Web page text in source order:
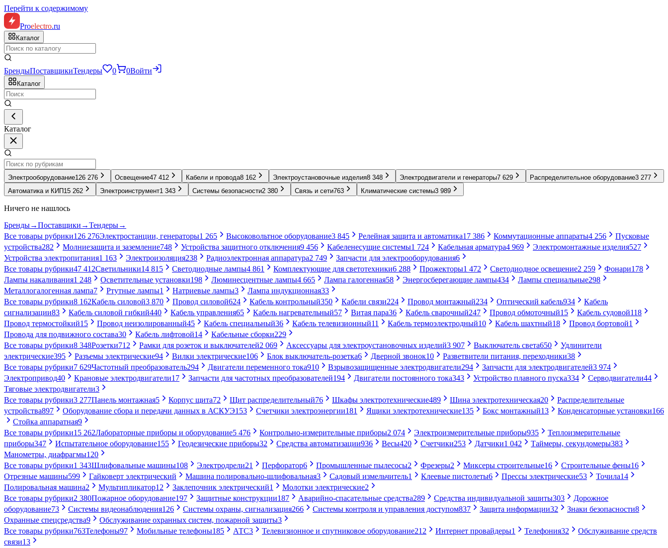
Перейти к содержимому
Proelectro.ru
Каталог
БрендыПоставщикиТендеры 0 0Войти
Каталог
Каталог
Электрооборудование126 276 Освещение47 412 Кабели и провода8 162 Электроустановочные изделия8 348 Электродвигатели и генераторы7 629 Распределительное оборудование3 277
Автоматика и КИП 15 262 Электроинструмент1 343 Системы безопасности2 380 Связь и сети763 Климатические системы3 989
Ничего не нашлось
Бренды→Поставщики →Тендеры→
Все товары рубрики126 276Электростанции, генераторы1 265 Высоковольтное оборудование3 845 Релейная защита и автоматика17 386 Коммутационные аппараты4 256
Пусковые
устройства282 Молниезащита и заземление748 Устройства защитного отключения9 456 Кабеленесущие системы1 724 Кабельная арматура4 969 Электромонтажные изделия527
Устройства электропитания1 163 Электроизоляция238 Радиоэлектронная аппаратура2 749 Запчасти для электрооборудования6
Все товары рубрики47 412Светильники14 815 Светодиодные лампы4 861 Комплектующие для светотехники6 288 Прожекторы1 472 Светодиодное освещение2 259 Фонари178
Лампы накаливания1 248 Осветительные установки198 Люминесцентные лампы4 665 Лампа галогенная58 Энергосберегающие лампы434 Лампы специальные298
Металлогалогенная лампа7 Ртутные лампы1 Натриевые лампы3 Лампа индукционная33
Все товары рубрики8 162Кабель силовой3 870 Провод силовой624 Кабель контрольный350 Кабели связи224 Провод монтажный234 Оптический кабель934
Кабель
сигнализации83 Кабель силовой гибкий440 Кабель управления65 Кабель нагревательный57 Витая пара36 Кабель сварочный247 Провод обмоточный15 Кабель судовой118
Провод термостойкий15 Провод неизолированный45 Кабель специальный36 Кабель телевизионный11 Кабель термоэлектродный10 Кабель шахтный18 Провод бортовой1
Провода для подвижного состава30 Кабель лифтовой14 Кабельные сборки229
Все товары рубрики8 348Розетки712 Рамки для розеток и выключателей2 069 Аксессуары для электроустановочных изделий3 907 Выключатель света650
Удлинители
электрические395 Разъемы электрические94 Вилки электрические106 Блок выключатель-розетка6 Дверной звонок10 Разветвители питания, переходники38
Все товары рубрики7 629Частотный преобразователь294 Двигатели переменного тока910 Взрывозащищенные электродвигатели294 Запчасти для электродвигателей3 974
Электропривод40 Крановые электродвигатели17 Запчасти для частотных преобразователей194 Двигатели постоянного тока343 Устройство плавного пуска334 Серводвигатели44
Тяговые электродвигатели3
Все товары рубрики3 277Панель монтажная5 Корпус щита72 Щит распределительный76 Шкафы электротехнические489 Шина электротехническая20
Распределительные
устройства897 Оборудование сбора и передачи данных в АСКУЭ153 Счетчики электроэнергии181 Ящики электротехнические135 Бокс монтажный13 Конденсаторные установки166
Стойка аппаратная9
Все товары рубрики15 262Лабораторные приборы и оборудование5 476 Контрольно-измерительные приборы2 074 Электроизмерительные приборы935
Теплоизмерительные
приборы347 Испытательное оборудование155 Геодезические приборы32 Средства автоматизации936 Весы420 Счетчики253 Датчики1 042 Таймеры, секундомеры383
Манометры, диафрагмы120
Все товары рубрики1 343Шлифовальные машины108 Электродрели21 Перфоратор6 Промышленные пылесосы2 Фрезеры2 Миксеры строительные16 Строительные фены16
Отрезные машины599 Гайковерт электрический Машина полировально-шлифовальная3 Садовый измельчитель1 Клеевые пистолеты6 Прессы электрические53 Точила14
Полировальная машина2 Мультипликатор12 Заклепочник электрический1 Молотки электрические2
Все товары рубрики2 380Пожарное оборудование197 Защитные конструкции187 Аварийно-спасательные средства289 Средства индивидуальной защиты303
Дорожное
оборудование73 Системы видеонаблюдения126 Системы охраны, сигнализация266 Системы контроля и управления доступом837 Защита информации32 Знаки безопасности8
Охранные спецсредства9 Обслуживание охранных систем, пожарной защиты3
Все товары рубрики763Телефоны97 Мобильные телефоны185 АТС3 Телевизионное и спутниковое оборудование212 Интернет провайдеры1 Телефония32
Обслуживание средств
связи13